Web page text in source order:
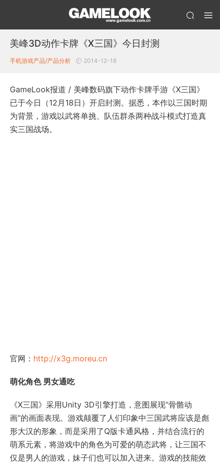
美峰3D动作卡牌《X三国》今日封测
手机游戏产品/产品分析 2014-12-18
GameLook报道 / 美峰数码旗下动作卡牌手游《X三国》
已于今日（12月18日）开启封测。据悉，本作以三国时期
为背景，游戏以武将单挑、队伍群杀两种战斗模式打造真
实三国战场。
官网： http://x3g.moreu.cn
萌化角色 男女通吃
《X三国》采用Unity 3D引擎打造，意图展现“骨骼动
画”的画面表现。游戏颠覆了人们印象中三国武将应该是彪
形大汉的形象，而是采用了Q版卡通风格，并结合流行的
萌系元素，将游戏中的角色为可爱的萌态武将，让三国不
仅是男人的游戏，妹子们也可以加入进来。游戏的技能效